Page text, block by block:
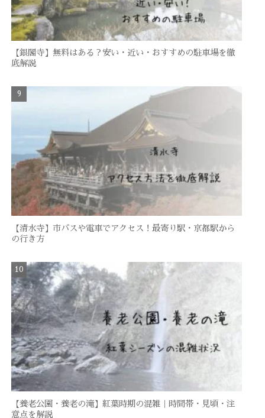
【銀閣寺】無料はある？安い・近い・おすすめの駐車場を徹
底解説
【清水寺】市バスや電車でアクセス！最寄り駅・京都駅から
の行き方
【養老公園・養老の滝】紅葉時期の混雑｜時間帯・見頃・注
意点を解説